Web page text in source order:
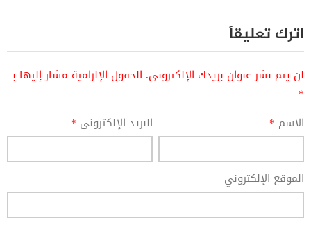
اترك تعليقاً
لن يتم نشر عنوان بريدك الإلكتروني. الحقول الإلزامية مشار إليها بـ
*
الاسم * البريد الإلكتروني *
الموقع الإلكتروني